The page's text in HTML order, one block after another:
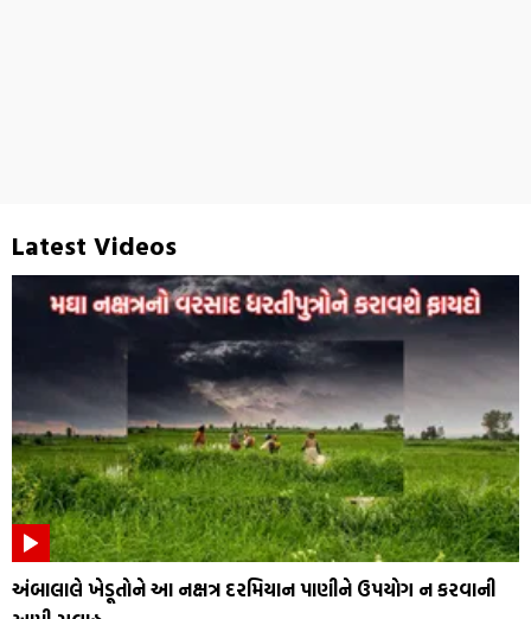
Latest Videos
અંબાલાલે ખેડૂતોને આ નક્ષત્ર દરમિયાન પાણીને ઉપયોગ ન કરવાની